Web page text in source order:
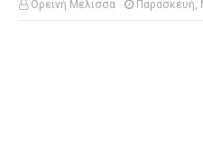
Ορεινή Μέλισσα Παρασκευή,